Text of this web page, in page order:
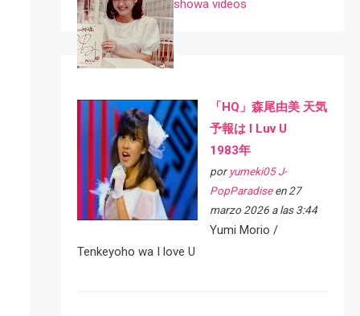
showa videos
「HQ」森尾由美 天気
予報は I Luv U
1983年
por yumeki05 J-
PopParadiseen 27
marzo 2026 a las 3:44
Yumi Morio /
Tenkeyoho wa I love U